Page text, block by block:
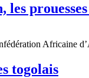
Africaine
togolais